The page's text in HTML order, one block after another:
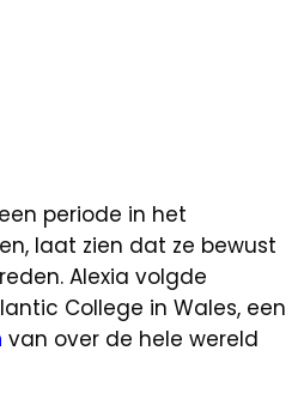
periode in het
laat zien dat ze bewust
Alexia volgde
College in Wales, een
van over de hele wereld